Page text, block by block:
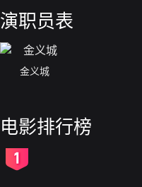
演职员表
金义城
电影排行榜